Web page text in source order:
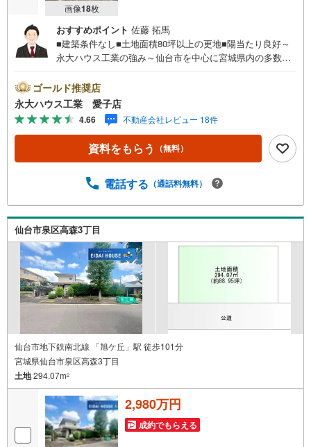
画像18枚
おすすめポイント 佐藤 拓馬
■建築条件なし■土地面積80坪以上の更地■陽当たり良好～
永大ハウス工業の強み～仙台市を中心に宮城県内の多数店
紹介！1.＜豊富な不動産知識＞戸建・マンション・土地…
と種別を問わず不動産を取り扱っております。さらに教育
施設や商業施設、子育て環境や行政などの地域情報を総合
し、お客様により良い物件選びをしていただけるよう、し
っかりとサポートさせていただきます。2.＜経験豊富なス
タッフ＞当社では【購入】【売却】【引っ越し】【リフォ
時に気になる住宅ローンや各種税金についても、誠心誠意
完備！お子様連れのご家族皆様で、ぜひお越しください。
営業時間:10:00～18:00（定休日:火・水曜日 ※店舗により
変動あり）現地のご案内も可能ですので、どうぞお気軽に
お問い合わせください！
ゴールド推奨店
永大ハウス工業 愛子店
4.66 不動産会社レビュー 18件
資料をもらう （無料）
電話する （通話料無料）
仙台市泉区高森3丁目
仙台市地下鉄南北線 「旭ケ丘」駅 徒歩101分
宮城県仙台市泉区高森3丁目
土地294.07m2
2,980万円
成約でもらえる